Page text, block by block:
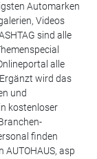
Automarken
Videos
sind alle
alle
wird das
und
kostenloser
finden
asp